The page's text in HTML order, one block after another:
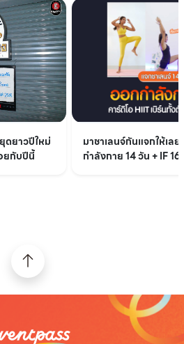
ดยาวปีใหม่
ยกับปีนี้
มาชาเลนจ์กันแจกให้เล
กำลังกาย 14 วัน + IF